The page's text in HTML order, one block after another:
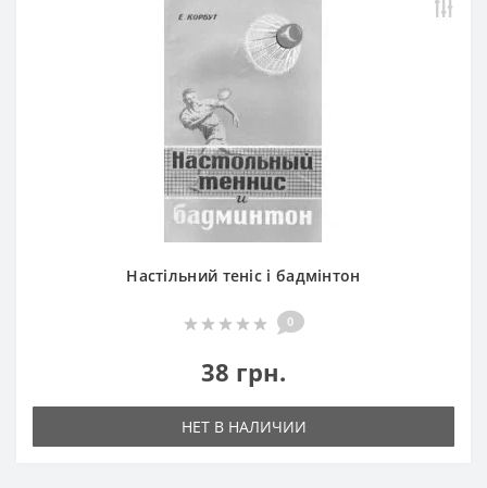
Настільний теніс і бадмінтон
0
38 грн.
НЕТ В НАЛИЧИИ